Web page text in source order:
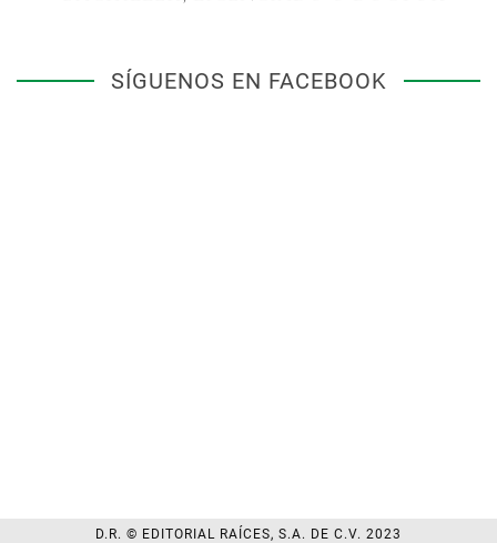
SÍGUENOS EN FACEBOOK
D.R. © EDITORIAL RAÍCES, S.A. DE C.V. 2023